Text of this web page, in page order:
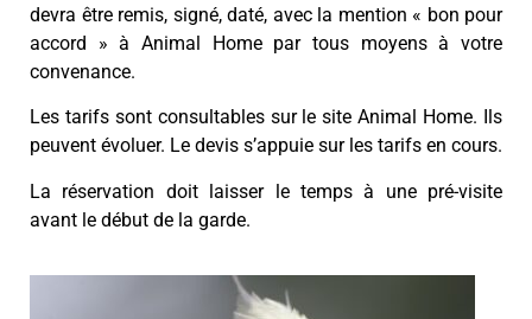
devra être remis, signé, daté, avec la mention « bon pour
accord » à Animal Home par tous moyens à votre
convenance.
Les tarifs sont consultables sur le site Animal Home. Ils
peuvent évoluer. Le devis s’appuie sur les tarifs en cours.
La réservation doit laisser le temps à une pré-visite
avant le début de la garde.